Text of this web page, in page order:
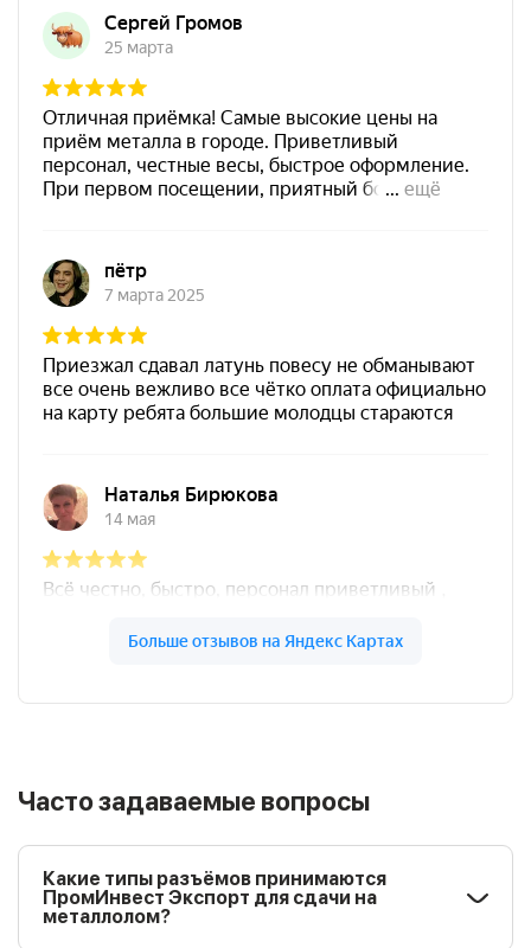
Часто задаваемые вопросы
Какие типы разъёмов принимаются
ПромИнвест Экспорт для сдачи на
металлолом?